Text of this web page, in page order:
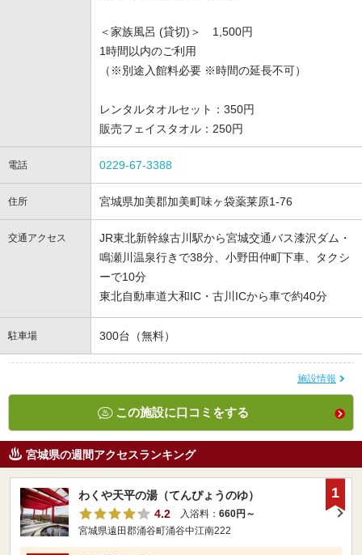
＜家族風呂 (貸切)＞ 1,500円
1時間以内のご利用
（※別途入館料必要 ※時間の延長不可）
レンタルタオルセット：350円
販売フェイスタオル：250円
電話 0229-67-3388
住所 宮城県加美郡加美町味ヶ袋薬莱原1-76
交通アクセス
JR東北新幹線古川駅から宮城交通バス漆沢ダム・
鳴瀬川温泉行きで38分、小野田仲町下車、タクシ
ーで10分
東北自動車道大和IC・古川ICから車で約40分
駐車場 300台（無料）
施設情報
この施設に口コミをする
宮城県の週間アクセスランキング
わくや天平の湯（てんぴょうのゆ）
4.2
入浴料： 660円～
宮城県遠田郡涌谷町涌谷中江南222
1